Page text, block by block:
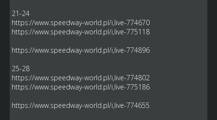
21-24
https://www.speedway-world.pl/i,live-774670
https://www.speedway-world.pl/i,live-775118
https://www.speedway-world.pl/i,live-774896
25-28
https://www.speedway-world.pl/i,live-774802
https://www.speedway-world.pl/i,live-775186
https://www.speedway-world.pl/i,live-774655